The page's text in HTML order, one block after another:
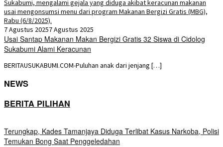
7 Agustus 20257 Agustus 2025
Usai Santap Makanan Makan Bergizi Gratis 32 Siswa di Cidolog
Sukabumi Alami Keracunan
BERITAUSUKABUMI.COM-Puluhan anak dari jenjang […]
NEWS
BERITA PILIHAN
Terungkap, Kades Tamanjaya Diduga Terlibat Kasus Narkoba, Polisi
Temukan Bong Saat Penggeledahan